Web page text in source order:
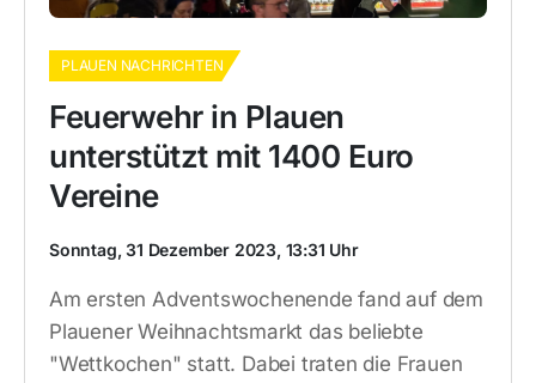
PLAUEN NACHRICHTEN
Feuerwehr in Plauen
unterstützt mit 1400 Euro
Vereine
Sonntag, 31 Dezember 2023, 13:31 Uhr
Am ersten Adventswochenende fand auf dem
Plauener Weihnachtsmarkt das beliebte
"Wettkochen" statt. Dabei traten die Frauen